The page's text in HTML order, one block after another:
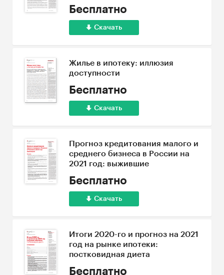
Бесплатно
Скачать
Жилье в ипотеку: иллюзия
доступности
Бесплатно
Скачать
Прогноз кредитования малого и
среднего бизнеса в России на
2021 год: выжившие
Бесплатно
Скачать
Итоги 2020-го и прогноз на 2021
год на рынке ипотеки:
постковидная диета
Бесплатно